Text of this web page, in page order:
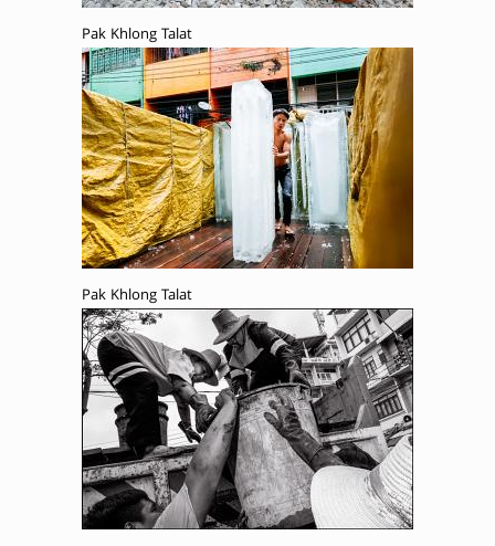
Pak Khlong Talat
Pak Khlong Talat